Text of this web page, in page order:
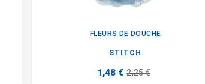
FLEURS DE DOUCHE
STITCH
1,48 € 2,25 €